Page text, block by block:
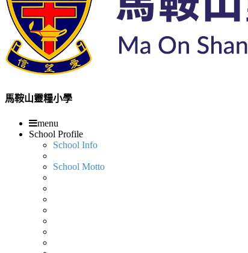
馬鞍山靈糧小學
menu
School Profile
School Info
School Motto